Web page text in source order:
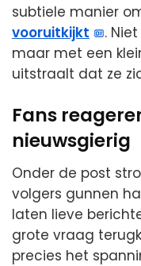
subtiele manier
vooruitkijkt
.
maar met een
uitstraalt dat ze
Fans
nieuwsgierig
Onder de post
volgers gunnen
laten lieve
grote vraag
precies het